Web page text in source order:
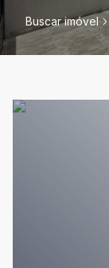
Buscar imóvel